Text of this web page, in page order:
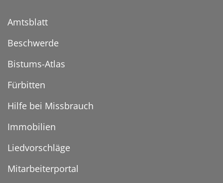
Amtsblatt
Beschwerde
Bistums-Atlas
Fürbitten
Hilfe bei Missbrauch
Immobilien
Liedvorschläge
Mitarbeiterportal